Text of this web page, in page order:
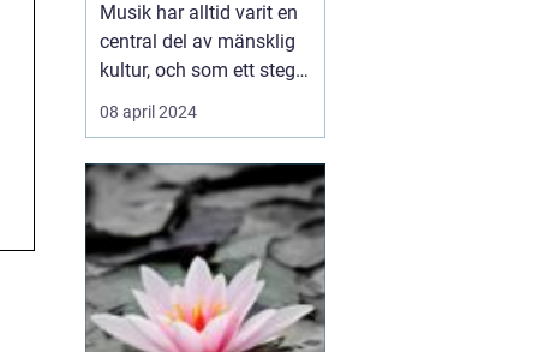
Musik har alltid varit en
central del av mänsklig
kultur, och som ett steg i
dess kontinuerliga
utveckling har det
börjat ta en allt viktigare
plats i våra liv. Från att
tidigare ha betraktats
som en ex...
08 april 2024